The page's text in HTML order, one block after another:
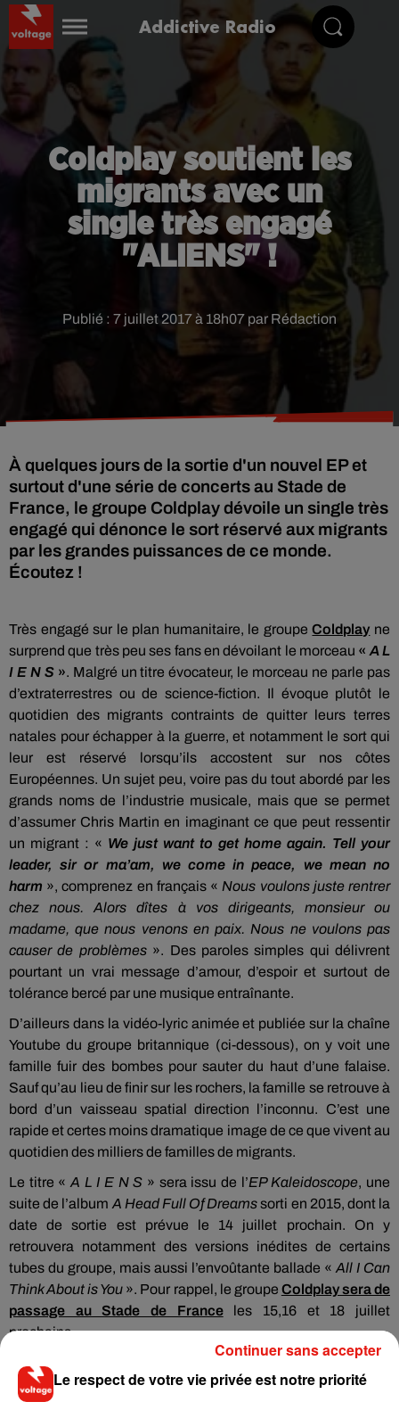
Addictive Radio
Coldplay soutient les
migrants avec un
single très engagé
"ALIENS" !
Publié : 7 juillet 2017 à 18h07 par Rédaction
À quelques jours de la sortie d'un nouvel EP et
surtout d'une série de concerts au Stade de
France, le groupe Coldplay dévoile un single très
engagé qui dénonce le sort réservé aux migrants
par les grandes puissances de ce monde.
Écoutez !
Très engagé sur le plan humanitaire, le groupeColdplay ne
surprend que très peu ses fans en dévoilant le morceau « A L
I E N S». Malgré un titre évocateur, le morceau ne parle pas
d’extraterrestres ou de science-fiction. Il évoque plutôt le
quotidien des migrants contraints de quitter leurs terres
natales pour échapper à la guerre, et notamment le sort qui
leur est réservé lorsqu’ils accostent sur nos côtes
Européennes. Un sujet peu, voire pas du tout abordé par les
grands noms de l’industrie musicale, mais que se permet
d’assumer Chris Martin en imaginant ce que peut ressentir
un migrant : « We just want to get home again. Tell your
leader, sir or ma’am, we come in peace, we mean no
harm », comprenez en français « Nous voulons juste rentrer
chez nous. Alors dîtes à vos dirigeants, monsieur ou
madame, que nous venons en paix. Nous ne voulons pas
causer de problèmes». Des paroles simples qui délivrent
pourtant un vrai message d’amour, d’espoir et surtout de
tolérance bercé par une musique entraînante.
D’ailleurs dans la vidéo-lyric animée et publiée sur la chaîne
Youtube du groupe britannique (ci-dessous), on y voit une
famille fuir des bombes pour sauter du haut d’une falaise.
Sauf qu’au lieu de finir sur les rochers, la famille se retrouve à
bord d’un vaisseau spatial direction l’inconnu. C’est une
rapide et certes moins dramatique image de ce que vivent au
quotidien des milliers de familles de migrants.
Le titre « A L I E N S » sera issu de l’EP Kaleidoscope, une
suite de l’album A Head Full Of Dreamssorti en 2015, dont la
date de sortie est prévue le 14 juillet prochain. On y
retrouvera notamment des versions inédites de certains
tubes du groupe, mais aussi l’envoûtante ballade « All I Can
Think About is You ». Pour rappel, le groupe Coldplay sera de
passage au Stade de Franceles 15,16 et 18 juillet
prochains.
Le respect de votre vie privée est notre priorité
Continuer sans accepter